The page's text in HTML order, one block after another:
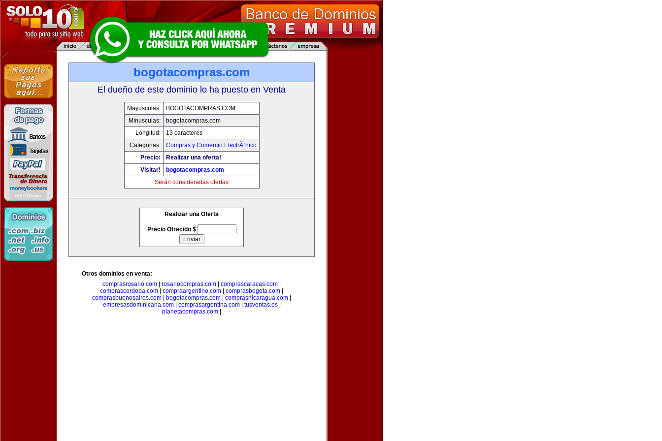
bogotacompras.com
El dueño de este dominio lo ha puesto en Venta
Mayusculas:
BOGOTACOMPRAS.COM
Minusculas:
bogotacompras.com
Longitud:
13 caracteres
Categorias:
Compras y Comercio ElectrÃ³nico
Precio:
Realizar una oferta!
Visitar!
bogotacompras.com
Serán consideradas ofertas
Realizar una Oferta
Precio Ofrecido $
Otros dominios en venta:
comprasrosario.com
rosariocompras.com comprascaracas.com
comprascordoba.com
compraargentino.com comprasbogota.com
comprasbuenosaires.com
bogotacompras.com comprasnicaragua.com
empresasdominicana.com| comprasargentina.com| tusventas.es|
planetacompras.com